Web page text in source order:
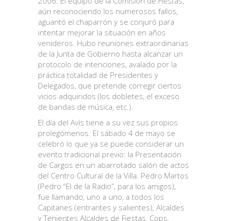
aún reconociendo los numerosos fallos,
aguantó el chaparrón y se conjuró para
intentar mejorar la situación en años
venideros. Hubo reuniones extraordinarias
de la Junta de Gobierno hasta alcanzar un
protocolo de intenciones, avalado por la
práctica totalidad de Presidentes y
Delegados, que pretende corregir ciertos
vicios adquiridos (los dobletes, el exceso
de bandas de música, etc.).
El día del Avís tiene a su vez sus propios
prolegómenos. El sábado 4 de mayo se
celebró lo que ya se puede considerar un
evento tradicional previo: la Presentación
de Cargos en un abarrotado salón de actos
del Centro Cultural de la Villa. Pedro Martos
(Pedro “El de la Radio”, para los amigos),
fue llamando, uno a uno, a todos los
Capitanes (entrantes y salientes), Alcaldes
y Tenientes Alcaldes de Fiestas, Cops,